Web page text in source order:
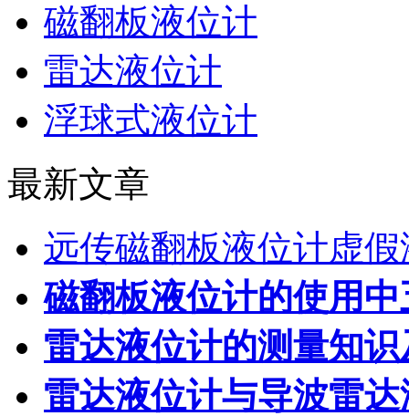
磁翻板液位计
雷达液位计
浮球式液位计
最新文章
远传磁翻板液位计虚
磁翻板液位计的使用
雷达液位计的测量知
雷达液位计与导波雷